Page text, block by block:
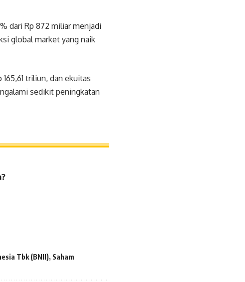
dari Rp 872 miliar menjadi
global market yang naik
triliun, dan ekuitas
sedikit peningkatan
Tbk (BNII), Saham